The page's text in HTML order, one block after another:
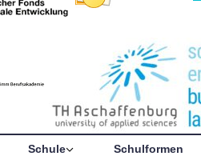
Schule Schulformen